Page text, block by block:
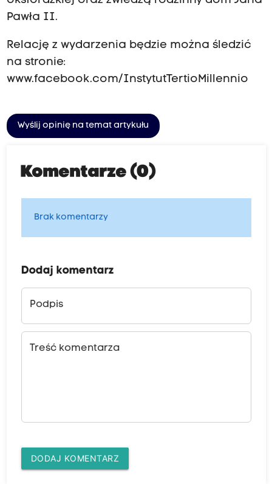
Pawła II.
Relację z wydarzenia będzie można śledzić
na stronie:
www.facebook.com/InstytutTertioMillennio
Wyślij opinię na temat artykułu
Komentarze (0)
Brak komentarzy
Dodaj komentarz
Podpis
Treść komentarza
DODAJ KOMENTARZ